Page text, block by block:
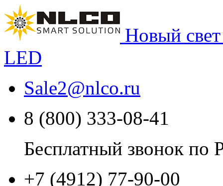
Новый
LED
Sale2@nlco.ru
8 (800) 333-08-41
Бесплатный звонок по
+7 (4912) 77-90-00